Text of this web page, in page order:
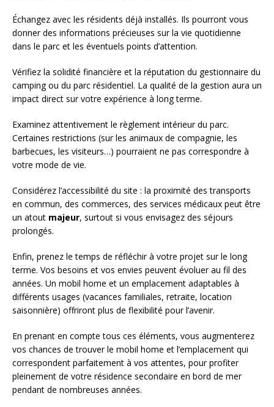
Échangez avec les résidents déjà installés. Ils pourront vous
donner des informations précieuses sur la vie quotidienne
dans le parc et les éventuels points d’attention.
Vérifiez la solidité financière et la réputation du gestionnaire du
camping ou du parc résidentiel. La qualité de la gestion aura un
impact direct sur votre expérience à long terme.
Examinez attentivement le règlement intérieur du parc.
Certaines restrictions (sur les animaux de compagnie, les
barbecues, les visiteurs…) pourraient ne pas correspondre à
votre mode de vie.
Considérez l’accessibilité du site : la proximité des transports
en commun, des commerces, des services médicaux peut être
un atout majeur, surtout si vous envisagez des séjours
prolongés.
Enfin, prenez le temps de réfléchir à votre projet sur le long
terme. Vos besoins et vos envies peuvent évoluer au fil des
années. Un mobil home et un emplacement adaptables à
différents usages (vacances familiales, retraite, location
saisonnière) offriront plus de flexibilité pour l’avenir.
En prenant en compte tous ces éléments, vous augmenterez
vos chances de trouver le mobil home et l’emplacement qui
correspondent parfaitement à vos attentes, pour profiter
pleinement de votre résidence secondaire en bord de mer
pendant de nombreuses années.